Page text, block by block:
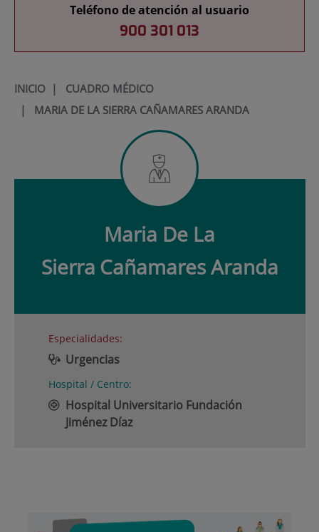
Teléfono de atención al usuario
900 301 013
INICIO| CUADRO MÉDICO
| MARIA DE LA SIERRA CAÑAMARES ARANDA
Maria De La
Sierra Cañamares Aranda
Especialidades:
Urgencias
Hospital / Centro:
Hospital Universitario Fundación
Jiménez Díaz